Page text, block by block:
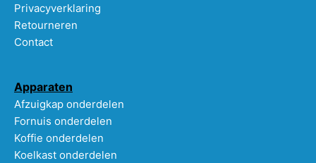
Privacyverklaring
Retourneren
Contact
Apparaten
Afzuigkap onderdelen
Fornuis onderdelen
Koffie onderdelen
Koelkast onderdelen